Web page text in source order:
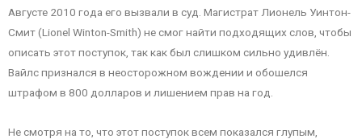
Августе 2010 года его вызвали в суд. Магистрат Лионель Уинтон-
Смит (Lionel Winton-Smith) не смог найти подходящих слов, чтобы
описать этот поступок, так как был слишком сильно удивлён.
Вайлс признался в неосторожном вождении и обошелся
штрафом в 800 долларов и лишением прав на год.
Не смотря на то, что этот поступок всем показался глупым,